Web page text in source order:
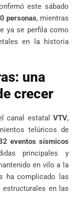
este sábado
personas, mientras
ya se perfila como
en la historia
una
crecer
canal estatal VTV,
telúricos de
eventos sísmicos
principales y
en vilo a la
ha complicado las
estructurales en las